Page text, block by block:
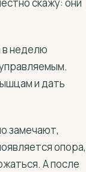
в неделю
и дать
замечают,
опора,
А после